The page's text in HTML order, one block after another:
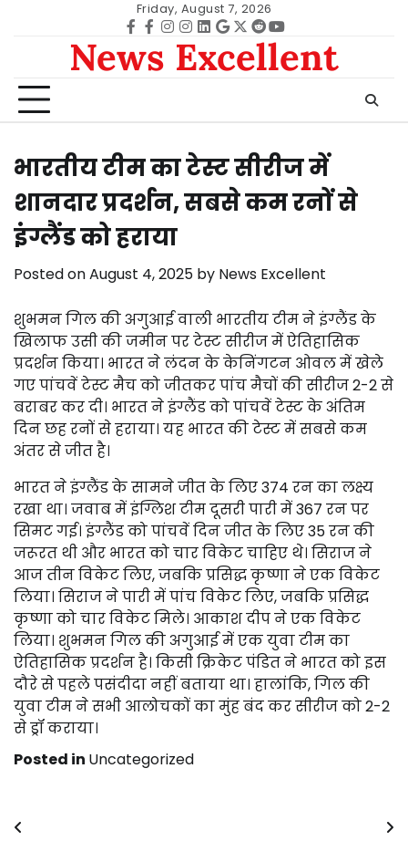
Friday, August 7, 2026
Facebook
facebook
Instagram
instagram
Linkedin
google
Twitter
redditYoutube
News Excellent
भारतीय टीम का टेस्ट सीरीज में
शानदार प्रदर्शन, सबसे कम रनों से
इंग्लैंड को हराया
Posted onAugust 4, 2025 by News Excellent
शुभमन गिल की अगुआई वाली भारतीय टीम ने इंग्लैंड के
खिलाफ उसी की जमीन पर टेस्ट सीरीज में ऐतिहासिक
प्रदर्शन किया। भारत ने लंदन के केनिंगटन ओवल में खेले
गए पांचवें टेस्ट मैच को जीतकर पांच मैचों की सीरीज 2-2 से
बराबर कर दी। भारत ने इंग्लैंड को पांचवें टेस्ट के अंतिम
दिन छह रनों से हराया। यह भारत की टेस्ट में सबसे कम
अंतर से जीत है।
भारत ने इंग्लैंड के सामने जीत के लिए 374 रन का लक्ष्य
रखा था। जवाब में इंग्लिश टीम दूसरी पारी में 367 रन पर
सिमट गई। इंग्लैंड को पांचवें दिन जीत के लिए 35 रन की
जरूरत थी और भारत को चार विकेट चाहिए थे। सिराज ने
आज तीन विकेट लिए, जबकि प्रसिद्ध कृष्णा ने एक विकेट
लिया। सिराज ने पारी में पांच विकेट लिए, जबकि प्रसिद्ध
कृष्णा को चार विकेट मिले। आकाश दीप ने एक विकेट
लिया। शुभमन गिल की अगुआई में एक युवा टीम का
ऐतिहासिक प्रदर्शन है। किसी क्रिकेट पंडित ने भारत को इस
दौरे से पहले पसंदीदा नहीं बताया था। हालांकि, गिल की
युवा टीम ने सभी आलोचकों का मुंह बंद कर सीरीज को 2-2
से ड्रॉ कराया।
Posted in Uncategorized
Post